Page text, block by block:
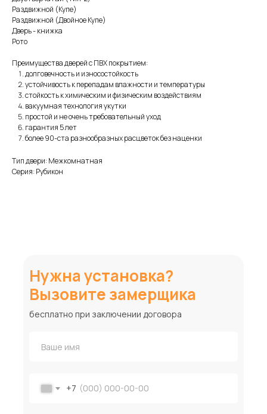
Раздвижной (Купе)
Раздвижной (Двойное Купе)
Дверь - книжка
Рото
Преимущества дверей с ПВХ покрытием:
долговечность и износостойкость
устойчивость к перепадам влажности и температуры
стойкость к химическим и физическим воздействиям
вакуумная технология укутки
простой и не очень требовательный уход
гарантия 5 лет
более 90-ста разнообразных расцветок без наценки
Тип двери: Межкомнатная
Серия: Рубикон
Нужна установка?
Вызовите замерщика
+7
бесплатно при заключении договора